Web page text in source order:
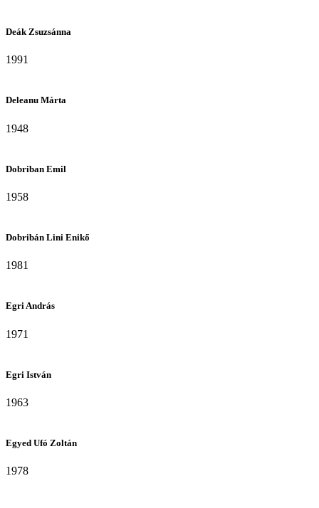
Deák Zsuzsánna
1991
Deleanu Márta
1948
Dobriban Emil
1958
Dobribán Lini Enikő
1981
Egri András
1971
Egri István
1963
Egyed Ufó Zoltán
1978